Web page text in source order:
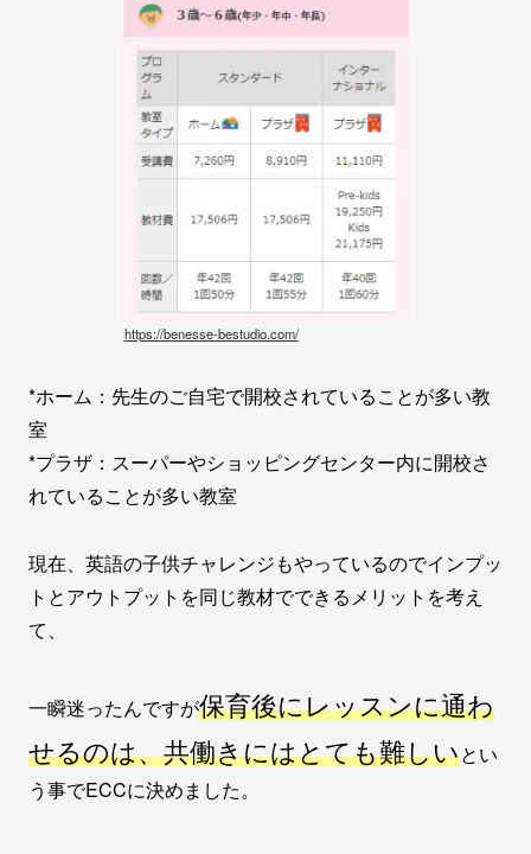
https://benesse-bestudio.com/
*ホーム：先生のご自宅で開校されていることが多い教
室
*プラザ：スーパーやショッピングセンター内に開校さ
れていることが多い教室
現在、英語の子供チャレンジもやっているのでインプッ
トとアウトプットを同じ教材でできるメリットを考え
て、
一瞬迷ったんですが保育後にレッスンに通わ
せるのは、共働きにはとても難しいとい
う事でECCに決めました。